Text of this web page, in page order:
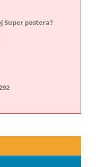
Super postera?